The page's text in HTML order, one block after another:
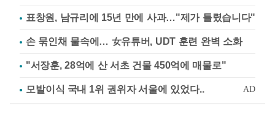
표창원, 남규리에 15년 만에 사과…"제가 틀렸습니다"
손 묶인채 물속에… 女유튜버, UDT 훈련 완벽 소화
"서장훈, 28억에 산 서초 건물 450억에 매물로"